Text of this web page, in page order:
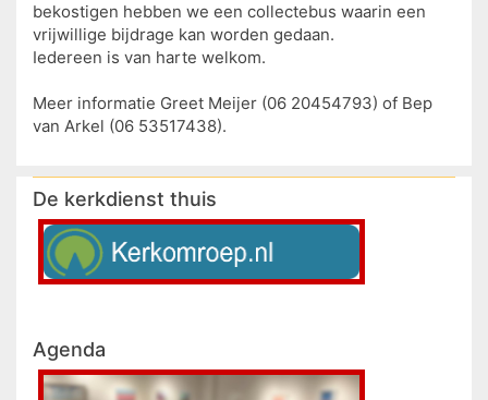
bekostigen hebben we een collectebus waarin een
vrijwillige bijdrage kan worden gedaan.
Iedereen is van harte welkom.
Meer informatie Greet Meijer (06 20454793) of Bep
van Arkel (06 53517438).
De kerkdienst thuis
Agenda